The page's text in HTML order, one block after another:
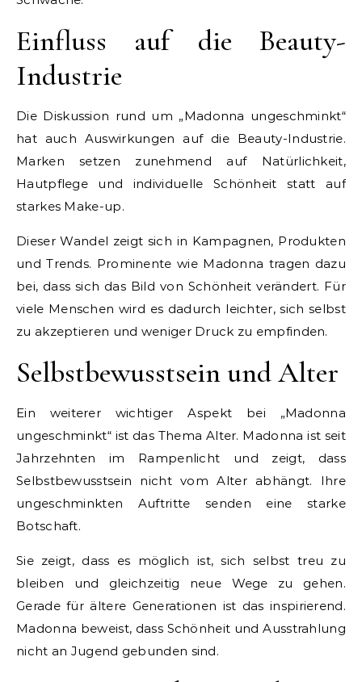
Einfluss auf die Beauty-
Industrie
Die Diskussion rund um „Madonna ungeschminkt“
hat auch Auswirkungen auf die Beauty-Industrie.
Marken setzen zunehmend auf Natürlichkeit,
Hautpflege und individuelle Schönheit statt auf
starkes Make-up.
Dieser Wandel zeigt sich in Kampagnen, Produkten
und Trends. Prominente wie Madonna tragen dazu
bei, dass sich das Bild von Schönheit verändert. Für
viele Menschen wird es dadurch leichter, sich selbst
zu akzeptieren und weniger Druck zu empfinden.
Selbstbewusstsein und Alter
Ein weiterer wichtiger Aspekt bei „Madonna
ungeschminkt“ ist das Thema Alter. Madonna ist seit
Jahrzehnten im Rampenlicht und zeigt, dass
Selbstbewusstsein nicht vom Alter abhängt. Ihre
ungeschminkten Auftritte senden eine starke
Botschaft.
Sie zeigt, dass es möglich ist, sich selbst treu zu
bleiben und gleichzeitig neue Wege zu gehen.
Gerade für ältere Generationen ist das inspirierend.
Madonna beweist, dass Schönheit und Ausstrahlung
nicht an Jugend gebunden sind.